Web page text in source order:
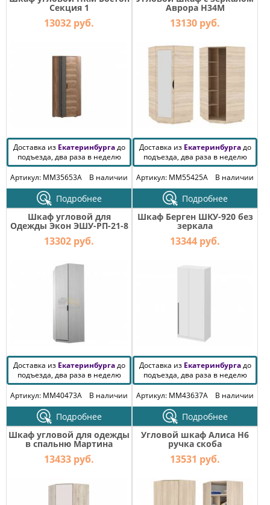
Секция 1
13032 руб.
Доставка из Екатеринбургадо
подъезда, два раза в неделю
Артикул: MM35653A
В наличии
Подробнее
Аврора H34M
13130 руб.
Доставка из Екатеринбургадо
подъезда, два раза в неделю
Артикул: MM55425A
В наличии
Подробнее
Шкаф угловой для
Одежды Экон ЭШУ-РП-21-8
13302 руб.
Доставка из Екатеринбургадо
подъезда, два раза в неделю
Артикул: MM40473A
В наличии
Подробнее
Шкаф Берген ШКУ-920 без
зеркала
13344 руб.
Доставка из Екатеринбургадо
подъезда, два раза в неделю
Артикул: MM43637A
В наличии
Подробнее
Шкаф угловой для одежды
в спальню Мартина
Кашемир, Крафт серый
13433 руб.
Угловой шкаф Алиса H6
ручка скоба
13531 руб.